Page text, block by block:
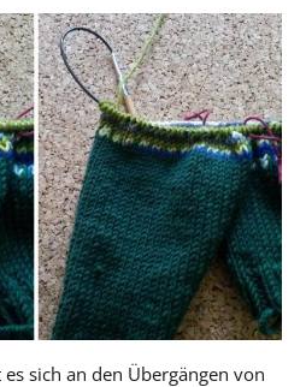
sich an den Übergängen von